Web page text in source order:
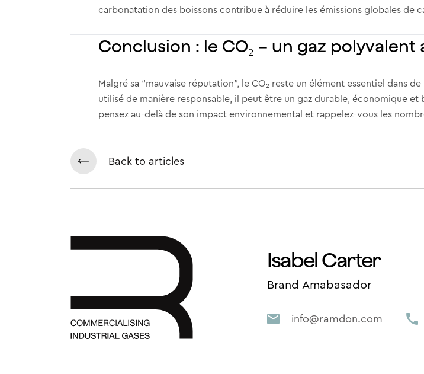
carbonatation des boissons contribue à réduire les émissions globales de
Conclusion : le CO₂ – un gaz
Malgré sa “mauvaise réputation”, le CO₂ reste un élément essentiel dans
utilisé de manière responsable, il peut être un gaz durable, économique
pensez au-delà de son impact environnemental et rappelez-vous les
Back to articles
Isabel Carter
Brand Amabasador
info@ramdon.com